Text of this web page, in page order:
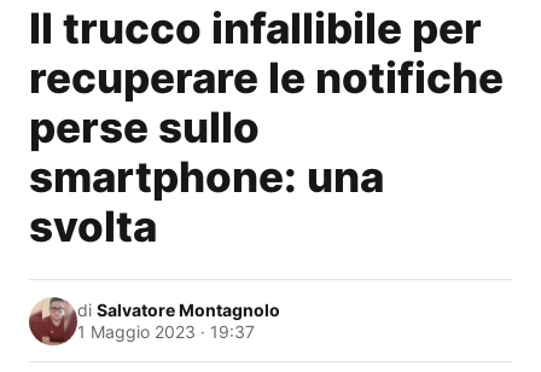
Il trucco infallibile per
recuperare le notifiche
perse sullo
smartphone: una
svolta
di Salvatore Montagnolo
1 Maggio 2023 · 19:37